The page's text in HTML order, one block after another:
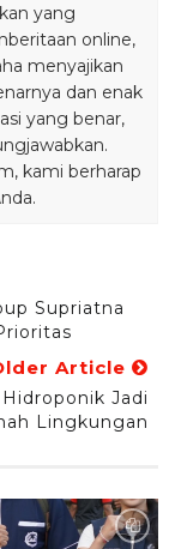
yang
online,
menyajikan
dan enak
yang benar,
kami berharap
Supriatna
Article
Jadi
Lingkungan